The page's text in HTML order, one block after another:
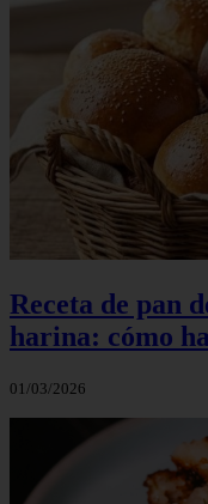
Receta de pan
harina: cómo
01/03/2026